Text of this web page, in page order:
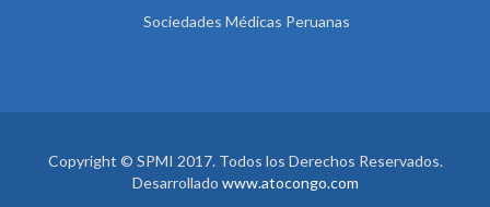
Sociedades Médicas Peruanas
Copyright © SPMI 2017. Todos los Derechos Reservados.
Desarrollado www.atocongo.com